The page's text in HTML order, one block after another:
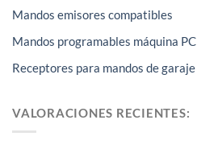
Mandos emisores compatibles
Mandos programables máquina PC
Receptores para mandos de garaje
VALORACIONES RECIENTES: